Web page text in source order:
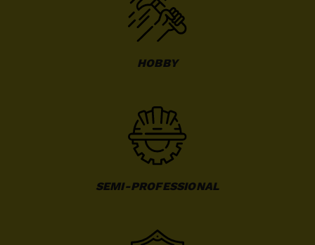
HOBBY
SEMI-PROFESSIONAL